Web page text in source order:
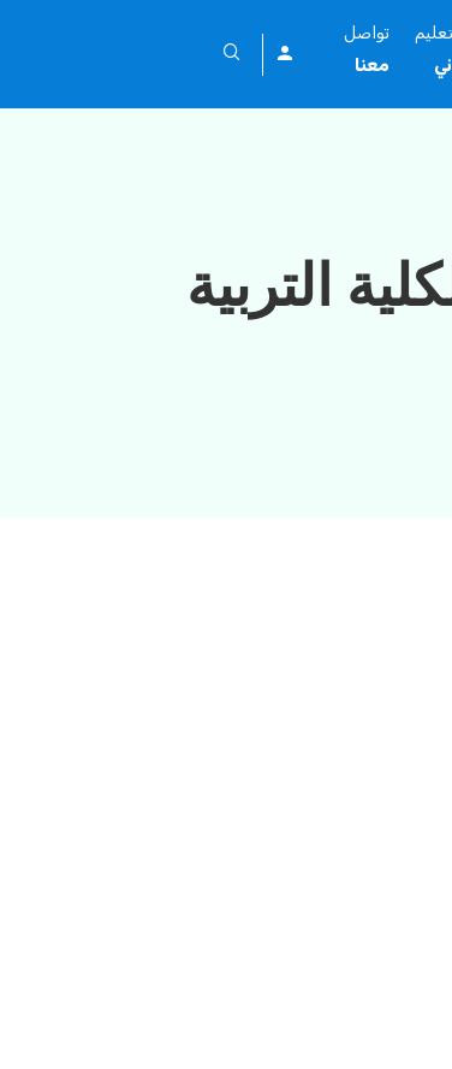
تواصل
معنا